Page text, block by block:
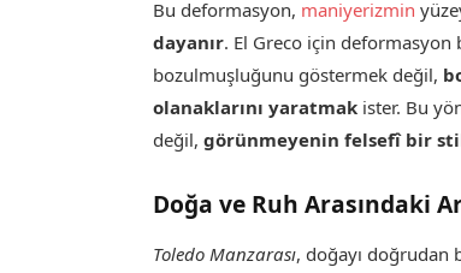
Bu deformasyon, maniyerizmin
dayanır. El Greco için deformasyon
bozulmuşluğunu göstermek değil,
olanaklarını yaratmak ister. Bu
değil,görünmeyenin felsefî bir
Doğa ve Ruh Arasındaki
Toledo Manzarası, doğayı